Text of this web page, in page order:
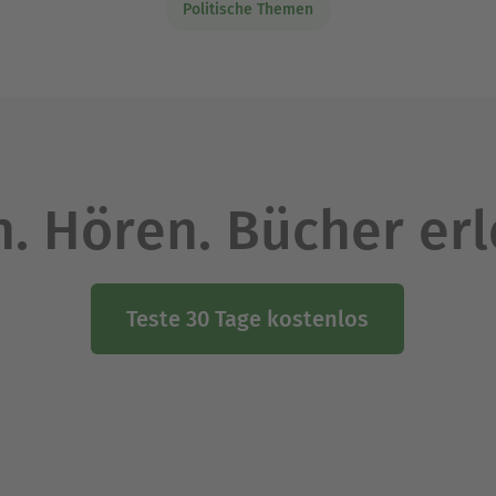
Politische Themen
Hören. Bücher
Teste 30 Tage kostenlos